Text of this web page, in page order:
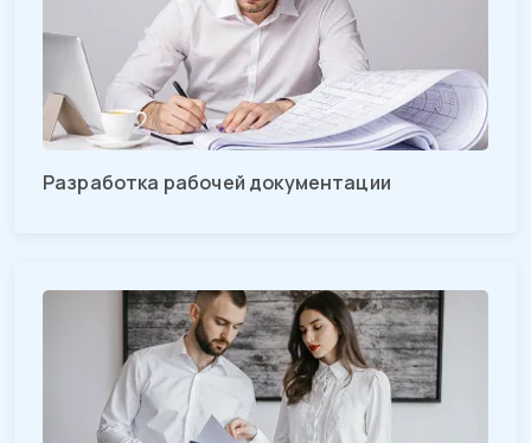
Разработка рабочей документации